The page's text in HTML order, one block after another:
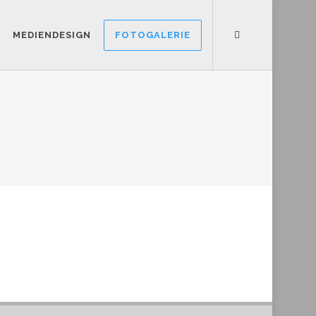
MEDIENDESIGN FOTOGALERIE